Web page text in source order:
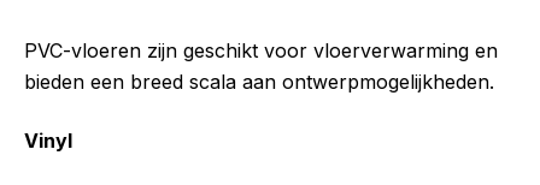
PVC-vloeren zijn geschikt voor vloerverwarming en
bieden een breed scala aan ontwerpmogelijkheden.
Vinyl